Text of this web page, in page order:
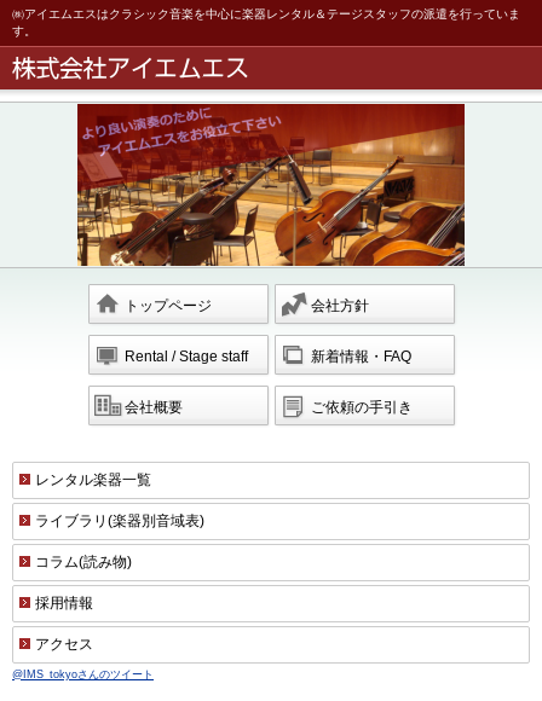
㈱アイエムエスはクラシック音楽を中心に楽器レンタル＆テージスタッフの派遣を行っていま
す。
トップページ 会社方針
Rental / Stage staff 新着情報・FAQ
会社概要 ご依頼の手引き
レンタル楽器一覧
ライブラリ(楽器別音域表)
コラム(読み物)
採用情報
アクセス
@IMS_tokyoさんのツイート